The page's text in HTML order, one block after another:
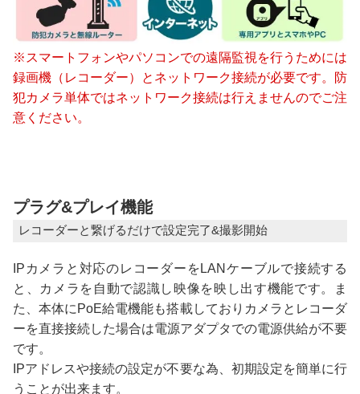
※スマートフォンやパソコンでの遠隔監視を行うためには
録画機（レコーダー）とネットワーク接続が必要です。防
犯カメラ単体ではネットワーク接続は行えませんのでご注
意ください。
プラグ&プレイ機能
レコーダーと繋げるだけで設定完了&撮影開始
IPカメラと対応のレコーダーをLANケーブルで接続する
と、カメラを自動で認識し映像を映し出す機能です。ま
た、本体にPoE給電機能も搭載しておりカメラとレコーダ
ーを直接接続した場合は電源アダプタでの電源供給が不要
です。
IPアドレスや接続の設定が不要な為、初期設定を簡単に行
うことが出来ます。